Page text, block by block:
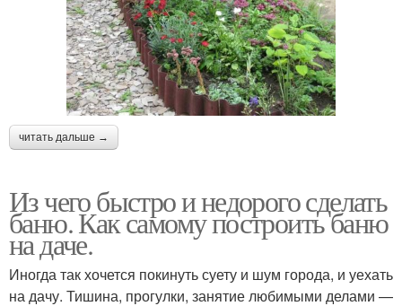
читать дальше →
Из чего быстро и недорого сделать
баню. Как самому построить баню
на даче.
Иногда так хочется покинуть суету и шум города, и уехать
на дачу. Тишина, прогулки, занятие любимыми делами —